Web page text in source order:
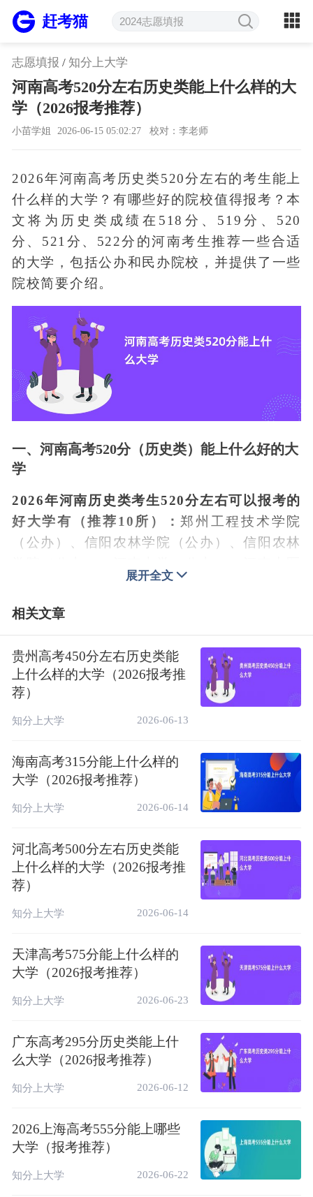
赶考猫
志愿填报 / 知分上大学
河南高考520分左右历史类能上什么样的大
学（2026报考推荐）
小苗学姐 2026-06-15 05:02:27 校对：李老师
2026年河南高考历史类520分左右的考生能上
什么样的大学？有哪些好的院校值得报考？本
文将为历史类成绩在518分、519分、520
分、521分、522分的河南考生推荐一些合适
的大学，包括公办和民办院校，并提供了一些
院校简要介绍。
一、河南高考520分（历史类）能上什么好的大
学
2026年河南历史类考生520分左右可以报考的
好大学有（推荐10所）：郑州工程技术学院
（公办）、信阳农林学院（公办）、信阳农林
药大学（公办）、内蒙古财经大学（公办）、
闽南师范大学（公办）、桂林航天工业学院
学院（公办）。
这是基于快志愿系统的预测，赶考猫也整理了
一份往年能报考的高校名单，具体如下所示。
二：河南历史类520分左右可以上的大学名单
以下为2025年河南高考历史类最低录取分数
线在520分左右的高校名单，对于2026年成绩
兴趣和实际情况进行参考选择。
1、省内院校
号
院校名称
最低分/位
次
1
院
523 / 44282 本科 公办
523 / 44282 本科
3
4
河南大学 521 / 45878 本科
公办
5
河南中医药大学 518 / 48095 本科
2、省外院校
序
号
院校名称
最低分/位
次
523 / 44282 本科
展开全文
相关文章
贵州高考450分左右历史类能
上什么样的大学（2026报考推
荐）
知分上大学 2026-06-13
海南高考315分能上什么样的
大学（2026报考推荐）
知分上大学 2026-06-14
河北高考500分左右历史类能
上什么样的大学（2026报考推
荐）
知分上大学 2026-06-14
天津高考575分能上什么样的
大学（2026报考推荐）
知分上大学 2026-06-23
广东高考295分历史类能上什
么大学（2026报考推荐）
知分上大学 2026-06-12
2026上海高考555分能上哪些
大学（报考推荐）
知分上大学 2026-06-22